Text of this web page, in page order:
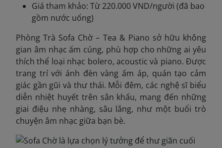
Giá tham khảo: Từ 220.000 VND/người (đã bao
gồm nước uống)
Phòng Trà Sofa Chờ – Tea & Piano sở hữu không
gian âm nhạc ấm cúng, phù hợp cho những ai yêu
thích thể loại nhạc bolero, acoustic và piano. Được
trang trí với ánh đèn vàng ấm áp, quán tạo cảm
giác gần gũi và thư thái. Mỗi đêm, các nghệ sĩ biểu
diễn nhiệt huyết trên sân khấu, mang đến những
giai điệu nhẹ nhàng, sâu lắng, như một buổi trò
chuyện âm nhạc giữa bạn bè.